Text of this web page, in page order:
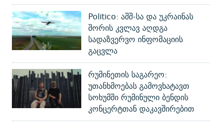
Politico: აშშ-სა და უკრაინას
შორის კვლავ აღდგა
სადაზვერვო ინფომაციის
გაცვლა
რუმინეთის საგარეო:
უთანხმოებას გამოვხატავთ
სოხუმში რუმინული ბენდის
კონცერტთან დაკავშირებით